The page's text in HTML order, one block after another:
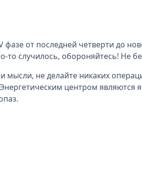
от последней четверти до
то случилось, обороняйтесь! Не
не делайте никаких
центром